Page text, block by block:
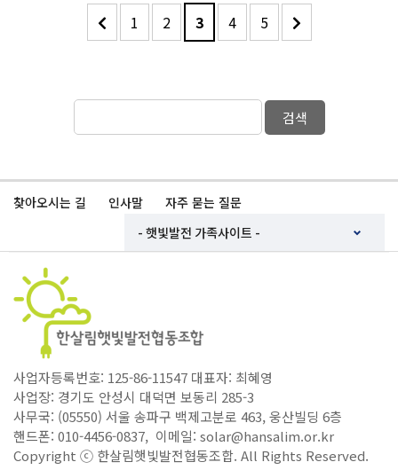
1 2 3 4 5
검색
찾아오시는 길 인사말 자주 묻는 질문
사업자등록번호: 125-86-11547 대표자: 최혜영
사업장: 경기도 안성시 대덕면 보동리 285-3
사무국: (05550) 서울 송파구 백제고분로 463, 웅산빌딩 6층
핸드폰: 010-4456-0837, 이메일: solar@hansalim.or.kr
Copyright ⓒ 한살림햇빛발전협동조합. All Rights Reserved.